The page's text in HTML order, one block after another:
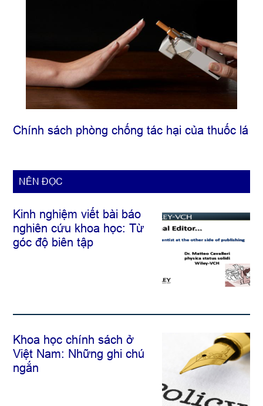
Chính sách phòng chống tác hại của thuốc lá
NÊN ĐỌC
Kinh nghiệm viết bài báo
nghiên cứu khoa học: Từ
góc độ biên tập
Khoa học chính sách ở
Việt Nam: Những ghi chú
ngắn